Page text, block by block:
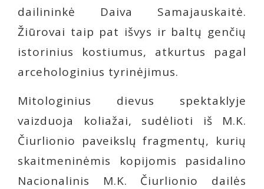
dailininkė Daiva Samajauskaitė.
Žiūrovai taip pat išvys ir baltų genčių
istorinius kostiumus, atkurtus pagal
arcehologinius tyrinėjimus.
Mitologinius dievus spektaklyje
vaizduoja koliažai, sudėlioti iš M.K.
Čiurlionio paveikslų fragmentų, kurių
skaitmeninėmis kopijomis pasidalino
Nacionalinis M.K. Čiurlionio dailės